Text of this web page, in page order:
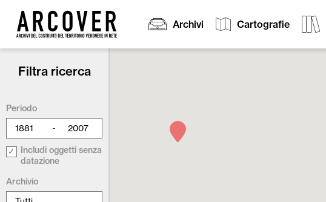
Archivi Cartografie
Filtra ricerca
Periodo
-
Includi oggetti senza
datazione
Archivio